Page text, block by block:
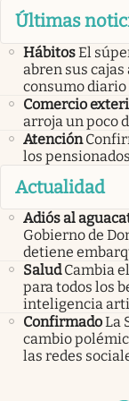
Últimas
HábitosEl
abren sus
consumo diario
Comercio
arroja un poco
Atención
los
Actualidad
Adiós al
Gobierno de
detiene
Salud Cambia
para todos los
inteligencia
ConfirmadoLa
cambio
las redes